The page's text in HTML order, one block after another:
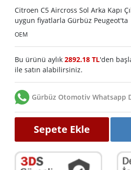
Citroen C5 Aircross Sol Arka Kapı
uygun fiyatlarla Gürbüz Peugeot'ta
OEM
Bu ürünü aylık 2892.18 TL'den
ile satın alabilirsiniz.
Gürbüz Otomotiv Whatsapp
Sepete Ekle